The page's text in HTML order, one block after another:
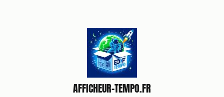
AFFICHEUR-TEMPO.FR